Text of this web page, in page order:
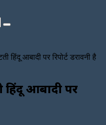
Search
हिंदू आबादी पर रिपोर्ट डरावनी है
हिंदू आबादी पर